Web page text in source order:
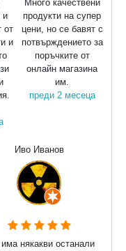
и
от
и
Много качествени
продукти на супер
цени, но се бавят с
потвърждението за
поръчките от
онлайн магазина
им.
преди 2 месеца
Иво Иванов
някакви останали